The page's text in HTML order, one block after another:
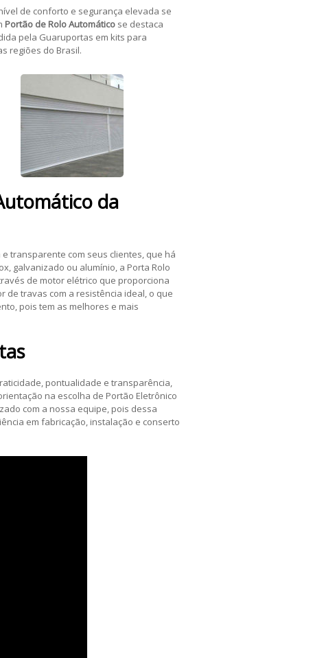
de conforto e segurança elevada se
Portão de Rolo Automático se destaca
pela Guaruportas em kits para
regiões do Brasil.
da
transparente com seus clientes, que há
galvanizado ou alumínio, a Porta Rolo
de motor elétrico que proporciona
travas com a resistência ideal, o que
pois tem as melhores e mais
pontualidade e transparência,
na escolha de Portão Eletrônico
com a nossa equipe, pois dessa
em fabricação, instalação e conserto